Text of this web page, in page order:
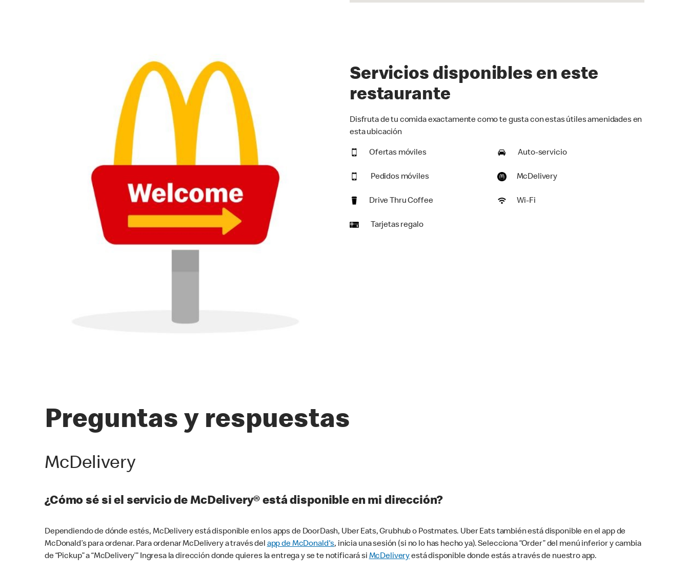
Servicios disponibles en este
restaurante
Disfruta de tu comida exactamente como te gusta con estas útiles amenidades en
esta ubicación
Ofertas móviles Auto-servicio
Pedidos móviles McDelivery
Drive Thru Coffee Wi-Fi
Tarjetas regalo
Preguntas y respuestas
McDelivery
¿Cómo sé si el servicio de McDelivery® está disponible en mi dirección?
Dependiendo de dónde estés, McDelivery está disponible en los apps de DoorDash, Uber Eats, Grubhub o Postmates. Uber Eats también está disponible en el app de
McDonald’s para ordenar. Para ordenar McDelivery a través del app de McDonald's, inicia una sesión (si no lo has hecho ya). Selecciona “Order” del menú inferior y cambia
de “Pickup” a “McDelivery’” Ingresa la dirección donde quieres la entrega y se te notificará si McDeliveryestá disponible donde estás a través de nuestro app.